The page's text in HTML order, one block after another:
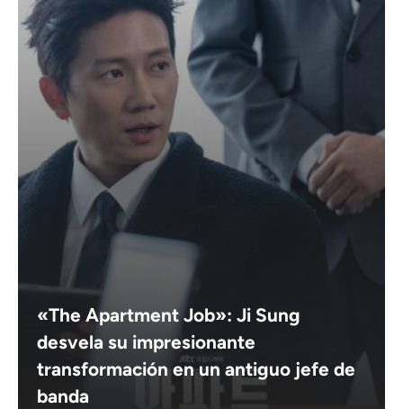
«The Apartment Job»: Ji Sung
desvela su impresionante
transformación en un antiguo jefe de
banda